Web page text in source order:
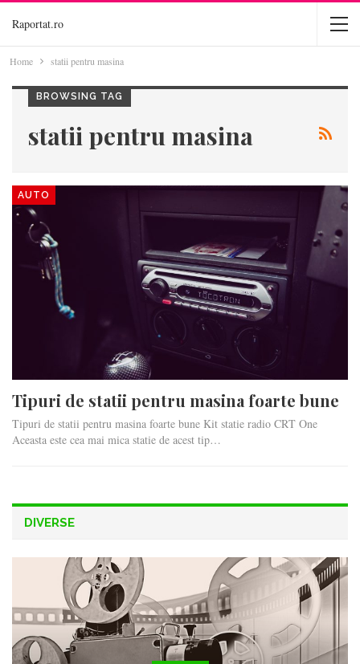
Raportat.ro
Home statii pentru masina
BROWSING TAG
statii pentru masina
AUTO
Tipuri de statii pentru masina foarte bune
Tipuri de statii pentru masina foarte bune Kit statie radio CRT One
Aceasta este cea mai mica statie de acest tip…
DIVERSE